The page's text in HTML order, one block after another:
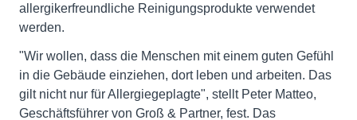
allergikerfreundliche Reinigungsprodukte verwendet
werden.
"Wir wollen, dass die Menschen mit einem guten Gefühl
in die Gebäude einziehen, dort leben und arbeiten. Das
gilt nicht nur für Allergiegeplagte", stellt Peter Matteo,
Geschäftsführer von Groß & Partner, fest. Das